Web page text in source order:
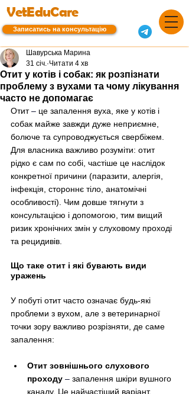
VetEduCare
Записатись на консультацію
Отит у котів і собак: як розпізнати
проблему з вухами та чому лікування
часто не допомагає
Шавурська Марина
31 січ. Читати 4 хв
Отит – це запалення вуха, яке у котів і
собак майже завжди дуже неприємне,
болюче та супроводжується свербіжем.
Для власника важливо розуміти: отит
рідко є сам по собі, частіше це наслідок
конкретної причини (паразити, алергія,
інфекція, стороннє тіло, анатомічні
особливості). Чим довше тягнути з
консультацією і допомогою, тим вищий
ризик хронічних змін у слуховому проході
та рецидивів.
Що таке отит і які бувають види
уражень
У побуті отит часто означає будь-які
проблеми з вухом, але з ветеринарної
точки зору важливо розрізняти, де саме
запалення:
Отит зовнішнього слухового
проходу – запалення шкіри вушного
каналу. Це найчастіший варіант.